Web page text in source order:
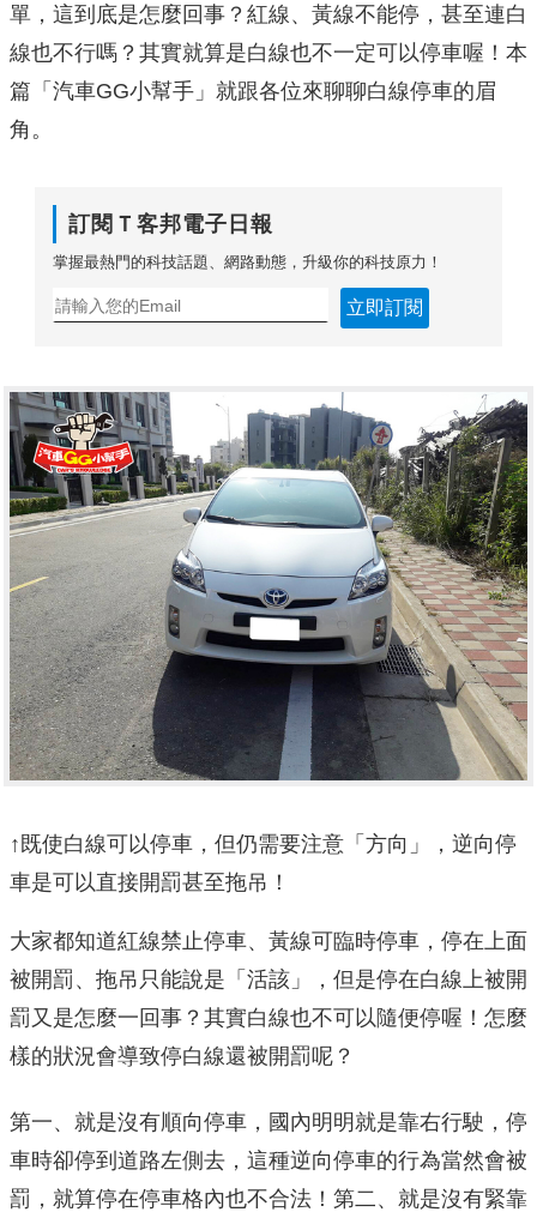
單，這到底是怎麼回事？紅線、黃線不能停，甚至連白
線也不行嗎？其實就算是白線也不一定可以停車喔！本
篇「汽車GG小幫手」就跟各位來聊聊白線停車的眉
角。
訂閱Ｔ客邦電子日報
掌握最熱門的科技話題、網路動態，升級你的科技原力！
立即訂閱
↑既使白線可以停車，但仍需要注意「方向」，逆向停
車是可以直接開罰甚至拖吊！
大家都知道紅線禁止停車、黃線可臨時停車，停在上面
被開罰、拖吊只能說是「活該」，但是停在白線上被開
罰又是怎麼一回事？其實白線也不可以隨便停喔！怎麼
樣的狀況會導致停白線還被開罰呢？
第一、就是沒有順向停車，國內明明就是靠右行駛，停
車時卻停到道路左側去，這種逆向停車的行為當然會被
罰，就算停在停車格內也不合法！第二、就是沒有緊靠